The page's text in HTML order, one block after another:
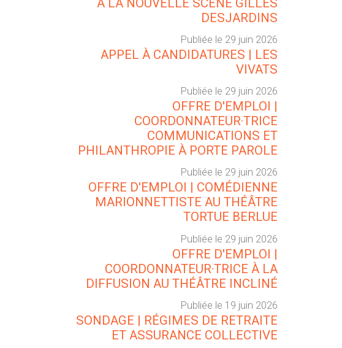
À LA NOUVELLE SCÈNE GILLES
DESJARDINS
Publiée le 29 juin 2026
APPEL À CANDIDATURES | LES
VIVATS
Publiée le 29 juin 2026
OFFRE D'EMPLOI |
COORDONNATEUR·TRICE
COMMUNICATIONS ET
PHILANTHROPIE À PORTE PAROLE
Publiée le 29 juin 2026
OFFRE D'EMPLOI | COMÉDIENNE
MARIONNETTISTE AU THÉÂTRE
TORTUE BERLUE
Publiée le 29 juin 2026
OFFRE D'EMPLOI |
COORDONNATEUR·TRICE À LA
DIFFUSION AU THÉÂTRE INCLINÉ
Publiée le 19 juin 2026
SONDAGE | RÉGIMES DE RETRAITE
ET ASSURANCE COLLECTIVE